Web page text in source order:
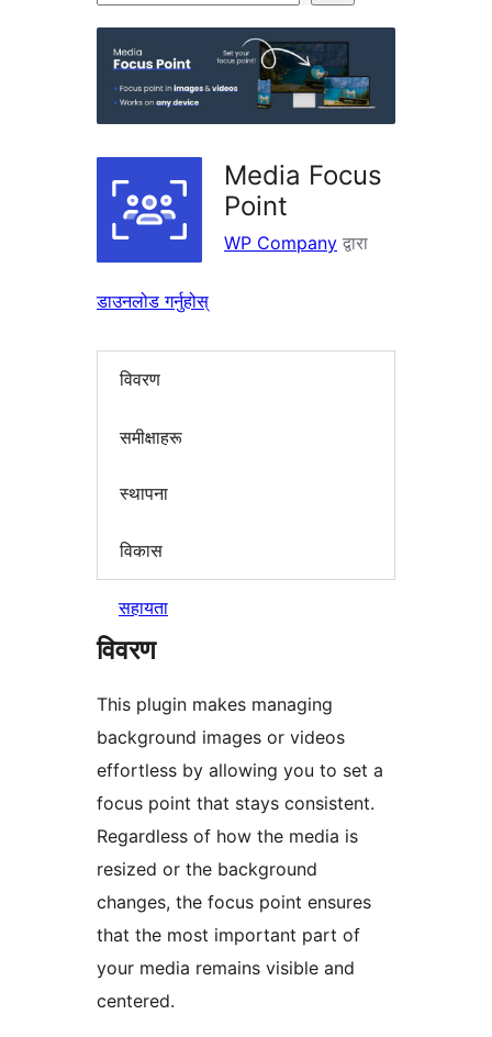
Media Focus
Point
WP Company द्वारा
डाउनलोड गर्नुहोस्
विवरण
समीक्षाहरू
स्थापना
विकास
सहायता
विवरण
This plugin makes managing
background images or videos
effortless by allowing you to set a
focus point that stays consistent.
Regardless of how the media is
resized or the background
changes, the focus point ensures
that the most important part of
your media remains visible and
centered.